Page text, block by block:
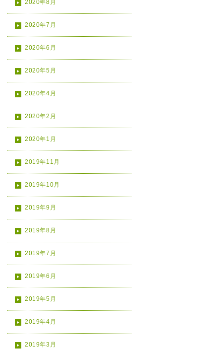
2020年8月
2020年7月
2020年6月
2020年5月
2020年4月
2020年2月
2020年1月
2019年11月
2019年10月
2019年9月
2019年8月
2019年7月
2019年6月
2019年5月
2019年4月
2019年3月